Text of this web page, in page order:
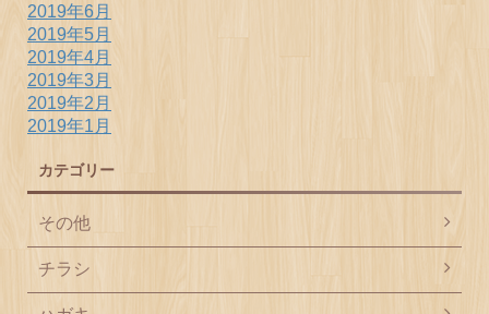
2019年6月
2019年5月
2019年4月
2019年3月
2019年2月
2019年1月
カテゴリー
その他
チラシ